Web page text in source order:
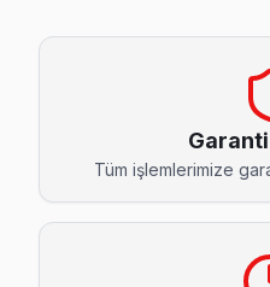
Bahçeköy Hitachi
Bahçeköy sakinleri
Sarıyer TV Servis
Baltalimanı Hitachi
Hitachi Servis Merkezi →
Tüm işlemlerimize